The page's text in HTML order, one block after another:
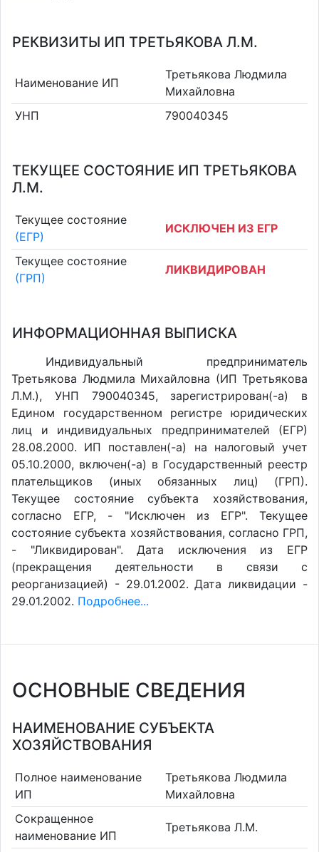
РЕКВИЗИТЫ ИП ТРЕТЬЯКОВА Л.М.
Наименование ИП
Третьякова Людмила
Михайловна
УНП
790040345
ТЕКУЩЕЕ СОСТОЯНИЕ ИП ТРЕТЬЯКОВА
Л.М.
Текущее состояние
(ЕГР)
ИСКЛЮЧЕН ИЗ ЕГР
Текущее состояние
(ГРП)
ЛИКВИДИРОВАН
ИНФОРМАЦИОННАЯ ВЫПИСКА
Индивидуальный предприниматель
Третьякова Людмила Михайловна (ИП Третьякова
Л.М.), УНП 790040345, зарегистрирован(-а) в
Едином государственном регистре юридических
лиц и индивидуальных предпринимателей (ЕГР)
28.08.2000. ИП поставлен(-a) на налоговый учет
05.10.2000, включен(-a) в Государственный реестр
плательщиков (иных обязанных лиц) (ГРП).
Текущее состояние субъекта хозяйствования,
согласно ЕГР, - "Исключен из ЕГР". Текущее
состояние субъекта хозяйствования, согласно ГРП,
- "Ликвидирован". Дата исключения из ЕГР
(прекращения деятельности в связи с
реорганизацией) - 29.01.2002. Дата ликвидации -
29.01.2002. Подробнее...
ОСНОВНЫЕ СВЕДЕНИЯ
НАИМЕНОВАНИЕ СУБЪЕКТА
ХОЗЯЙСТВОВАНИЯ
Полное наименование
ИП
Третьякова Людмила
Михайловна
Сокращенное
наименование ИП
Третьякова Л.М.